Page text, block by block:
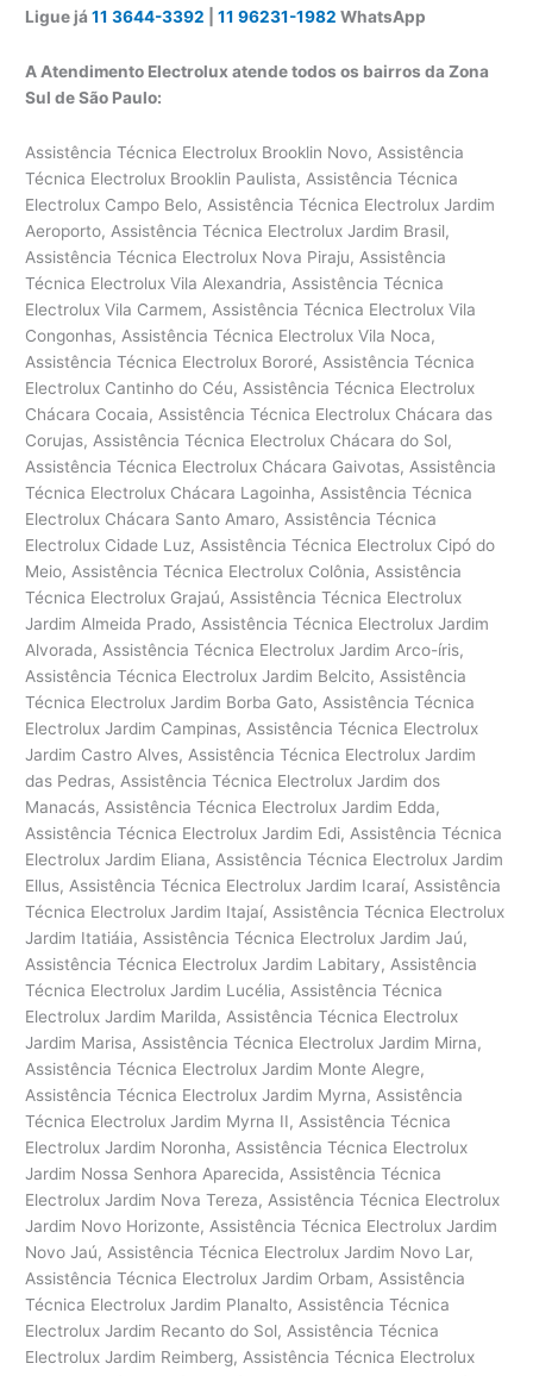
Ligue já11 3644-3392 |11 96231-1982 WhatsApp
A Atendimento Electrolux atende todos os bairros da Zona
Sul de São Paulo:
Assistência Técnica Electrolux Brooklin Novo, Assistência Técnica Electrolux Brooklin Paulista, Assistência Técnica Electrolux Campo Belo, Assistência Técnica Electrolux Jardim Aeroporto, Assistência Técnica Electrolux Jardim Brasil, Assistência Técnica Electrolux Nova Piraju, Assistência Técnica Electrolux Vila Alexandria, Assistência Técnica Electrolux Vila Carmem, Assistência Técnica Electrolux Vila Congonhas, Assistência Técnica Electrolux Vila Noca, Assistência Técnica Electrolux Bororé, Assistência Técnica Electrolux Cantinho do Céu, Assistência Técnica Electrolux Chácara Cocaia, Assistência Técnica Electrolux Chácara das Corujas, Assistência Técnica Electrolux Chácara do Sol, Assistência Técnica Electrolux Chácara Gaivotas, Assistência Técnica Electrolux Chácara Lagoinha, Assistência Técnica Electrolux Chácara Santo Amaro, Assistência Técnica Electrolux Cidade Luz, Assistência Técnica Electrolux Cipó do Meio, Assistência Técnica Electrolux Colônia, Assistência Técnica Electrolux Grajaú, Assistência Técnica Electrolux Jardim Almeida Prado, Assistência Técnica Electrolux Jardim Alvorada, Assistência Técnica Electrolux Jardim Arco-íris, Assistência Técnica Electrolux Jardim Belcito, Assistência Técnica Electrolux Jardim Borba Gato, Assistência Técnica Electrolux Jardim Campinas, Assistência Técnica Electrolux Jardim Castro Alves, Assistência Técnica Electrolux Jardim das Pedras, Assistência Técnica Electrolux Jardim dos Manacás, Assistência Técnica Electrolux Jardim Edda, Assistência Técnica Electrolux Jardim Edi, Assistência Técnica Electrolux Jardim Eliana, Assistência Técnica Electrolux Jardim Ellus, Assistência Técnica Electrolux Jardim Icaraí, Assistência Técnica Electrolux Jardim Itajaí, Assistência Técnica Electrolux Jardim Itatiáia, Assistência Técnica Electrolux Jardim Jaú, Assistência Técnica Electrolux Jardim Labitary, Assistência Técnica Electrolux Jardim Lucélia, Assistência Técnica Electrolux Jardim Marilda, Assistência Técnica Electrolux Jardim Marisa, Assistência Técnica Electrolux Jardim Mirna, Assistência Técnica Electrolux Jardim Monte Alegre, Assistência Técnica Electrolux Jardim Myrna, Assistência Técnica Electrolux Jardim Myrna II, Assistência Técnica Electrolux Jardim Noronha, Assistência Técnica Electrolux Jardim Nossa Senhora Aparecida, Assistência Técnica Electrolux Jardim Nova Tereza, Assistência Técnica Electrolux Jardim Novo Horizonte, Assistência Técnica Electrolux Jardim Novo Jaú, Assistência Técnica Electrolux Jardim Novo Lar, Assistência Técnica Electrolux Jardim Orbam, Assistência Técnica Electrolux Jardim Planalto, Assistência Técnica Electrolux Jardim Recanto do Sol, Assistência Técnica Electrolux Jardim Reimberg, Assistência Técnica Electrolux Jardim Sabiá, Assistência Técnica Electrolux Jardim Sabiá II, Assistência Técnica Electrolux Jardim Salinas, Assistência Técnica Electrolux Jardim Samara, Assistência Técnica Electrolux Jardim Samas, Assistência Técnica Electrolux Jardim Santa Bárbara, Assistência Técnica Electrolux Jardim Santa Fé, Assistência Técnica Electrolux Jardim Santa Francisca, Assistência Técnica Electrolux Jardim Santa Francisca Cabrini, Assistência Técnica Electrolux Jardim Santa Tereza, Assistência Técnica Electrolux Jardim São Bernardo, Assistência Técnica Electrolux Jardim São Judas Tadeu, Assistência Técnica Electrolux Jardim São Pedro, Assistência Técnica Electrolux Jardim São Remo, Assistência Técnica Electrolux Jardim Shangrilá, Assistência Técnica Electrolux Jardim Sipramar, Assistência Técnica Electrolux Jardim Tanay, Assistência Técnica Electrolux Jardim Três Corações, Assistência Técnica Electrolux Jardim Varginha, Assistência Técnica Electrolux Jardim Zilda, Assistência Técnica Electrolux Parada Cinquenta e Sete, Assistência Técnica Electrolux Parque América, Assistência Técnica Electrolux Parque Brasil, Assistência Técnica Electrolux Parque Cocaia, Assistência Técnica Electrolux Parque Deizy, Assistência Técnica Electrolux Parque Grajaú, Assistência Técnica Electrolux Parque Manacá, Assistência Técnica Electrolux Parque Novo Grajaú, Assistência Técnica Electrolux Parque Planalto, Assistência Técnica Electrolux Parque Residencial Cocaia, Assistência Técnica Electrolux Parque Residencial dos Lagos, Assistência Técnica Electrolux Parque São José, Assistência Técnica Electrolux Parque São Miguel, Assistência Técnica Electrolux Parque São Paulo, Assistência Técnica Electrolux Parque Shangrilá, Assistência Técnica Electrolux Recanto Marisa, Assistência Técnica Electrolux Residencial Palmares, Assistência Técnica Electrolux Sítio Cocaia, Assistência Técnica Electrolux Toca do Tatu, Assistência Técnica Electrolux Vila Brasília, Assistência Técnica Electrolux Vila Morais Prado, Assistência Técnica Electrolux Vila Narciso, Assistência Técnica Electrolux Vila Nascente, Assistência Técnica Electrolux Vila Natal, Assistência Técnica Electrolux Ibirapuera, Assistência Técnica Electrolux Indianópolis, Assistência Técnica Electrolux Jardim Luzitânia, Assistência Técnica Electrolux Jardim Novo Mundo, Assistência Técnica Electrolux Moema, Assistência Técnica Electrolux Parque Ibirapuera, Assistência Técnica Electrolux Vila Nova Conceição, Assistência Técnica Electrolux Vila Uberabinha, Assistência Técnica Electrolux Jardim Aurélia, Assistência Técnica Electrolux Jardim da Glória, Assistência Técnica Electrolux Jardim Glória, Assistência Técnica Electrolux Jardim Vila Mariana, Assistência Técnica Electrolux Paraíso, Assistência Técnica Electrolux Vila Clementino, Assistência Técnica Electrolux Vila Mariana, Assistência Técnica Electrolux Campininha, Assistência Técnica Electrolux Campo Grande, Assistência Técnica Electrolux Conjunto Residencial Sabará, Assistência Técnica Electrolux Jardim Alva, Assistência Técnica Electrolux Jardim Anhanguera, Assistência Técnica Electrolux Jardim Bélgica, Assistência Técnica Electrolux Jardim Campo Grande, Assistência Técnica Electrolux Jardim Consórcio, Assistência Técnica Electrolux Jardim da Campina, Assistência Técnica Electrolux Jardim Diomar, Assistência Técnica Electrolux Jardim do Carmo, Assistência Técnica Electrolux Jardim dos Prados, Assistência Técnica Electrolux Jardim Ernestina, Assistência Técnica Electrolux Jardim Jua, Assistência Técnica Electrolux Jardim Luanda, Assistência Técnica Electrolux Jardim Marajoara, Assistência Técnica Electrolux Jardim Palmares, Assistência Técnica Electrolux Jardim Sabará, Assistência Técnica Electrolux Jardim Santa Cruz, Assistência Técnica Electrolux Jardim Taquaral, Assistência Técnica Electrolux Jardim Ubirajara, Assistência Técnica Electrolux Jardim Umuarama, Assistência Técnica Electrolux Jurubatuba, Assistência Técnica Electrolux Parque Residencial Júlia, Assistência Técnica Electrolux Usina Piratininga, Assistência Técnica Electrolux Vila Águeda, Assistência Técnica Electrolux Vila Almeida, Assistência Técnica Electrolux Vila Anhanguera, Assistência Técnica Electrolux Vila Arriete, Assistência Técnica Electrolux Vila Baby, Assistência Técnica Electrolux Vila Campo Grande, Assistência Técnica Electrolux Vila do Castelo, Assistência Técnica Electrolux Vila Emir, Assistência Técnica Electrolux Vila Gea, Assistência Técnica Electrolux Vila Isa, Assistência Técnica Electrolux Vila Santana, Assistência Técnica Electrolux Vila São Pedro, Assistência Técnica Electrolux Vila Sofia, Assistência Técnica Electrolux Chácara Pirajussara, Assistência Técnica Electrolux Horto do Ipê, Assistência Técnica Electrolux Jardim Ana Maria, Assistência Técnica Electrolux Jardim Bom Refúgio, Assistência Técnica Electrolux Jardim Campo Limpo, Assistência Técnica Electrolux Jardim Catanduva, Assistência Técnica Electrolux Jardim Elisa, Assistência Técnica Electrolux Jardim Elizabeth, Assistência Técnica Electrolux Jardim Faria Lima, Assistência Técnica Electrolux Jardim Helga, Assistência Técnica Electrolux Jardim Ingá, Assistência Técnica Electrolux Jardim Iracema, Assistência Técnica Electrolux Jardim Itamaraty, Assistência Técnica Electrolux Jardim Jamaica, Assistência Técnica Electrolux Jardim Laranjal, Assistência Técnica Electrolux Jardim Leme, Assistência Técnica Electrolux Jardim Leônidas Moreira, Assistência Técnica Electrolux Jardim Marcelo, Assistência Técnica Electrolux Jardim Maria Duarte, Assistência Técnica Electrolux Jardim Maria Sampaio, Assistência Técnica Electrolux Jardim Maria Virgínia, Assistência Técnica Electrolux Jardim Martinica, Assistência Técnica Electrolux Jardim Mitsutani, Assistência Técnica Electrolux Jardim Nadir, Assistência Técnica Electrolux Jardim Olinda, Assistência Técnica Electrolux Jardim Paris, Assistência Técnica Electrolux Jardim Piracuama, Assistência Técnica Electrolux Jardim Pirajussara, Assistência Técnica Electrolux Jardim Prestes Maia, Assistência Técnica Electrolux Jardim São Januário, Assistência Técnica Electrolux Jardim São Mateus, Assistência Técnica Electrolux Jardim São Roque, Assistência Técnica Electrolux Jardim Umarizal, Assistência Técnica Electrolux Jardim Umuarama, Assistência Técnica Electrolux Parque Arariba, Assistência Técnica Electrolux Parque Esmeralda, Assistência Técnica Electrolux Parque Flamengo, Assistência Técnica Electrolux Parque Jardim Mirassol, Assistência Técnica Electrolux Parque Munhoz, Assistência Técnica Electrolux Parque Rebouças, Assistência Técnica Electrolux Parque Regina, Assistência Técnica Electrolux Pirajussara, Assistência Técnica Electrolux Residencial Morumbi, Assistência Técnica Electrolux Umarizal, Assistência Técnica Electrolux Vila Alteza, Assistência Técnica Electrolux Vila América, Assistência Técnica Electrolux Vila Anália, Assistência Técnica Electrolux Vila Brasil, Assistência Técnica Electrolux Vila Carioca, Assistência Técnica Electrolux Vila França, Assistência Técnica Electrolux Vila Nova Pirajussara, Assistência Técnica Electrolux Vila Pirajussara, Assistência Técnica Electrolux Vila Rica, Assistência Técnica Electrolux Capão Redondo, Assistência Técnica Electrolux Capelinha, Assistênci